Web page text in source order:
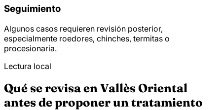
Seguimiento
Algunos casos requieren revisión posterior,
especialmente roedores, chinches, termitas o
procesionaria.
Lectura local
Qué se revisa en Vallès Oriental
antes de proponer un tratamiento